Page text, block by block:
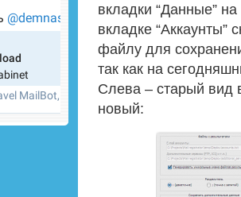
вкладки “Данные”
вкладке “Аккаунты”
файлу для
так как на
Слева – старый вид
новый: